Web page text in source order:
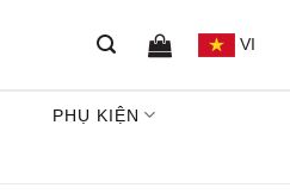
VI
PHỤ KIỆN